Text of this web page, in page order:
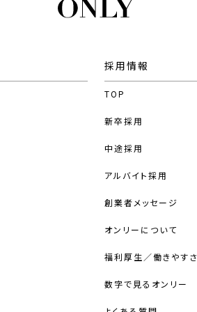
採用情報
TOP
新卒採用
中途採用
アルバイト採用
創業者メッセージ
オンリーについて
福利厚生／働きやすさ
数字で見るオンリー